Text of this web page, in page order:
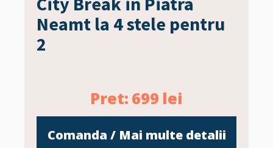
Neamt la 4 stele pentru
2
Pret: 699 lei
Comanda / Mai multe detalii